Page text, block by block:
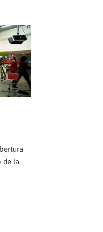
de la